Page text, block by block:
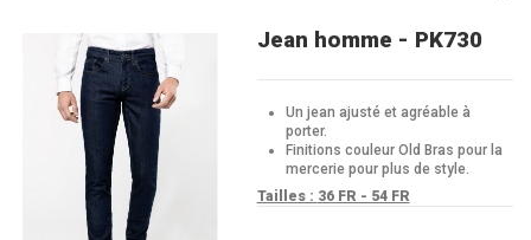
Jean homme - PK730
Un jean ajusté et agréable à
porter.
Finitions couleur Old Bras pour la
mercerie pour plus de style.
Tailles : 36 FR - 54 FR